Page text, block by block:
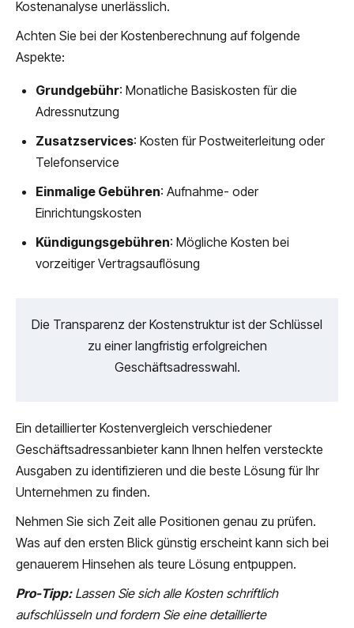
Kostenanalyse unerlässlich.
Achten Sie bei der Kostenberechnung auf folgende
Aspekte:
Grundgebühr: Monatliche Basiskosten für die
Adressnutzung
Zusatzservices: Kosten für Postweiterleitung oder
Telefonservice
Einmalige Gebühren: Aufnahme- oder
Einrichtungskosten
Kündigungsgebühren: Mögliche Kosten bei
vorzeitiger Vertragsauflösung
Die Transparenz der Kostenstruktur ist der Schlüssel
zu einer langfristig erfolgreichen
Geschäftsadresswahl.
Ein detaillierter Kostenvergleich verschiedener
Geschäftsadressanbieter kann Ihnen helfen versteckte
Ausgaben zu identifizieren und die beste Lösung für Ihr
Unternehmen zu finden.
Nehmen Sie sich Zeit alle Positionen genau zu prüfen.
Was auf den ersten Blick günstig erscheint kann sich bei
genauerem Hinsehen als teure Lösung entpuppen.
Pro-Tipp: Lassen Sie sich alle Kosten schriftlich
aufschlüsseln und fordern Sie eine detaillierte